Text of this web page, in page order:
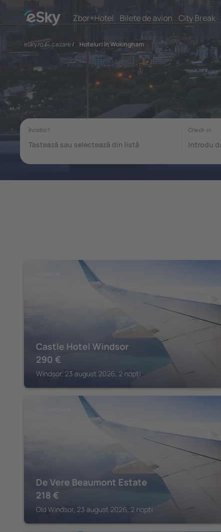
Zbor+Hotel Bilete de avion City Break
eSky.ro/ cazare/ Hoteluri în Wokingham
Castle Hotel Windsor
290 €
Windsor, 23 august 2026, 2 nopți
De Vere Beaumont Estate
218 €
Old Windsor, 23 august 2026, 2 nopți